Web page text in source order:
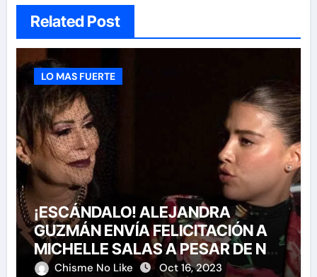
Related Post
LO MAS FUERTE
¡ESCÁNDALO! ALEJANDRA
GUZMÁN ENVÍA FELICITACIÓN A
MICHELLE SALAS A PESAR DE NO
HABERLA INVITADO A SU BODA
Chisme No Like Oct 16, 2023